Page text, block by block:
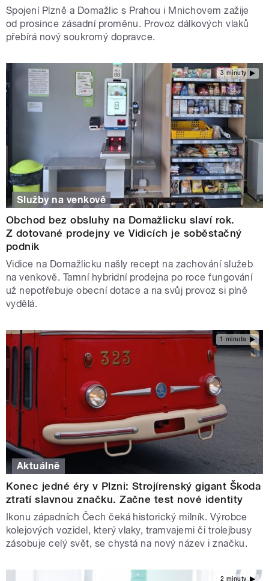
Spojení Plzně a Domažlic s Prahou i Mnichovem zažije
od prosince zásadní proměnu. Provoz dálkových vlaků
přebírá nový soukromý dopravce.
3 minuty
Služby na venkově
Obchod bez obsluhy na Domažlicku slaví rok.
Z dotované prodejny ve Vidicích je soběstačný
podnik
Vidice na Domažlicku našly recept na zachování služeb
na venkově. Tamní hybridní prodejna po roce fungování
už nepotřebuje obecní dotace a na svůj provoz si plně
vydělá.
1 minuta
Aktuálně
Konec jedné éry v Plzni: Strojírenský gigant Škoda
ztratí slavnou značku. Začne test nové identity
Ikonu západních Čech čeká historický milník. Výrobce
kolejových vozidel, který vlaky, tramvajemi či trolejbusy
zásobuje celý svět, se chystá na nový název i značku.
2 minuty